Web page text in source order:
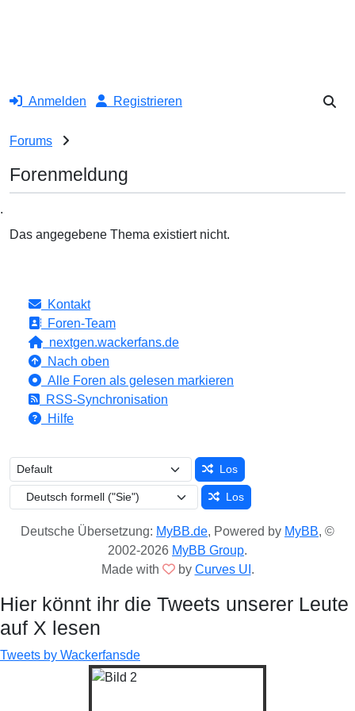
Anmelden Registrieren
Forums
Forenmeldung
.
Das angegebene Thema existiert nicht.
Kontakt
Foren-Team
nextgen.wackerfans.de
Nach oben
Alle Foren als gelesen markieren
RSS-Synchronisation
Hilfe
Los
Los
Deutsche Übersetzung: MyBB.de, Powered by MyBB, ©
2002-2026 MyBB Group.
Made with
by Curves UI .
Hier könnt ihr die Tweets unserer Leute
auf X lesen
Tweets by Wackerfansde